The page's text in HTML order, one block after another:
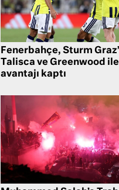
Fenerbahçe, Sturm
Talisca ve Greenwood
avantajı kaptı